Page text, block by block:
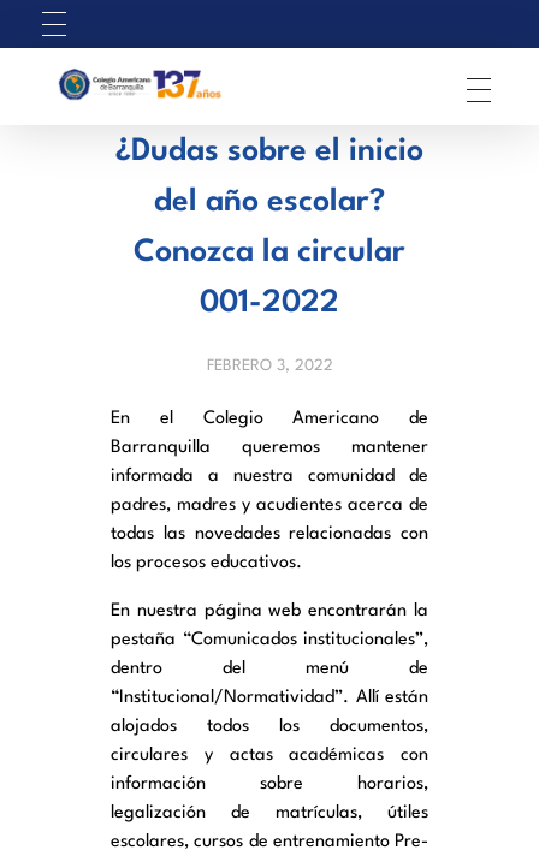
¿Dudas sobre el inicio
del año escolar?
Conozca la circular
001-2022
FEBRERO 3, 2022
En el Colegio Americano de
Barranquilla queremos mantener
informada a nuestra comunidad de
padres, madres y acudientes acerca de
todas las novedades relacionadas con
los procesos educativos.
En nuestra página web encontrarán la
pestaña “Comunicados institucionales”,
dentro del menú de
“Institucional/Normatividad”. Allí están
alojados todos los documentos,
circulares y actas académicas con
información sobre horarios,
legalización de matrículas, útiles
escolares, cursos de entrenamiento Pre-